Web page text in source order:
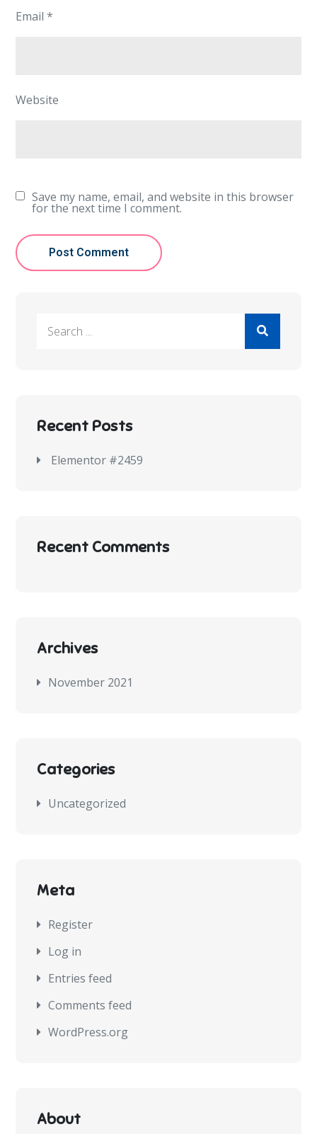
Email*
Website
Save my name, email, and website in this browser
for the next time I comment.
Recent Posts
Elementor #2459
Recent Comments
Archives
November 2021
Categories
Uncategorized
Meta
Register
Log in
Entries feed
Comments feed
WordPress.org
About